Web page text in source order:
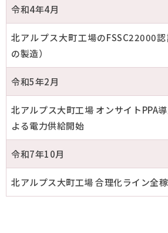
令和4年4月
北アルプス大町工場のFSSC22000
の製造）
令和5年2月
北アルプス大町工場 オンサイトPPA
よる電力供給開始
令和7年10月
北アルプス大町工場 合理化ライン全